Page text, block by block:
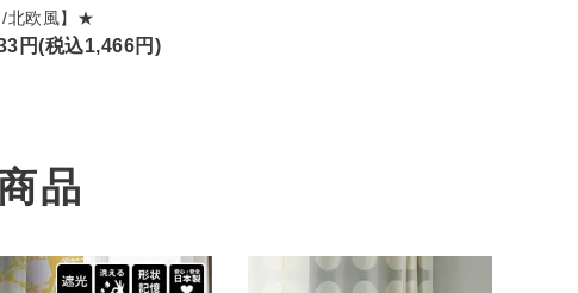
/北欧風】★
円(税込1,466円)
品